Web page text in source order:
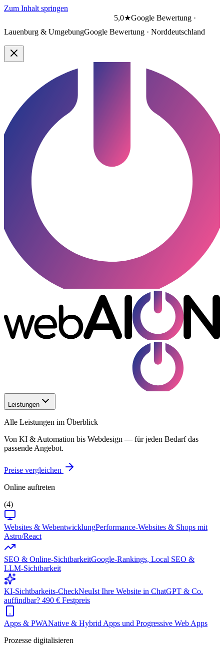
Zum Inhalt springen
5,0★Google Bewertung ·
Lauenburg & UmgebungGoogle Bewertung · Norddeutschland
Leistungen
Alle Leistungen im Überblick
Von KI & Automation bis Webdesign — für jeden Bedarf das
passende Angebot.
Preise vergleichen
Online auftreten
(4)
Websites & WebentwicklungPerformance-Websites & Shops mit
Astro/React
SEO & Online-SichtbarkeitGoogle-Rankings, Local SEO &
LLM-Sichtbarkeit
KI-Sichtbarkeits-CheckNeuIst Ihre Website in ChatGPT & Co.
auffindbar? 490 € Festpreis
Apps & PWANative & Hybrid Apps und Progressive Web Apps
Prozesse digitalisieren